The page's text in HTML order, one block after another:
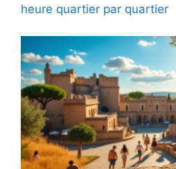
heure quartier par quartier